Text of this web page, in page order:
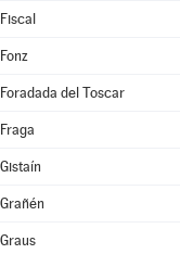
Fiscal
Fonz
Foradada del Toscar
Fraga
Gistaín
Grañén
Graus